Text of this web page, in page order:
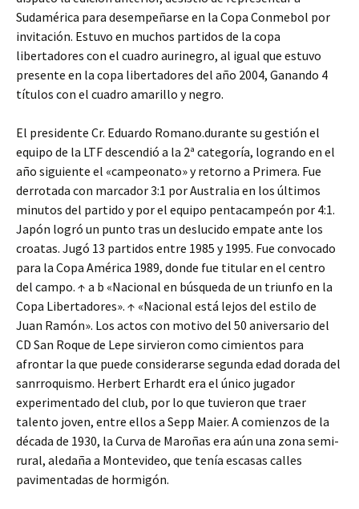
Sudamérica para desempeñarse en la Copa Conmebol por
invitación. Estuvo en muchos partidos de la copa
libertadores con el cuadro aurinegro, al igual que estuvo
presente en la copa libertadores del año 2004, Ganando 4
títulos con el cuadro amarillo y negro.
El presidente Cr. Eduardo Romano.durante su gestión el
equipo de la LTF descendió a la 2ª categoría, logrando en el
año siguiente el «campeonato» y retorno a Primera. Fue
derrotada con marcador 3:1 por Australia en los últimos
minutos del partido y por el equipo pentacampeón por 4:1.
Japón logró un punto tras un deslucido empate ante los
croatas. Jugó 13 partidos entre 1985 y 1995. Fue convocado
para la Copa América 1989, donde fue titular en el centro
del campo. ↑ a b «Nacional en búsqueda de un triunfo en la
Copa Libertadores». ↑ «Nacional está lejos del estilo de
Juan Ramón». Los actos con motivo del 50 aniversario del
CD San Roque de Lepe sirvieron como cimientos para
afrontar la que puede considerarse segunda edad dorada del
sanrroquismo. Herbert Erhardt era el único jugador
experimentado del club, por lo que tuvieron que traer
talento joven, entre ellos a Sepp Maier. A comienzos de la
década de 1930, la Curva de Maroñas era aún una zona semi-
rural, aledaña a Montevideo, que tenía escasas calles
pavimentadas de hormigón.